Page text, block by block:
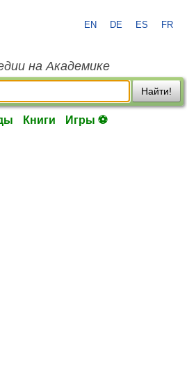
EN DE ES FR
на Академике
Найти!
Книги Игры ⚽